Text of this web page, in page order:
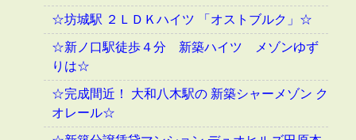
☆坊城駅 ２ＬＤＫハイツ 「オストブルク」☆
☆新ノ口駅徒歩４分 新築ハイツ メゾンゆず
りは☆
☆完成間近！ 大和八木駅の 新築シャーメゾン ク
オレール☆